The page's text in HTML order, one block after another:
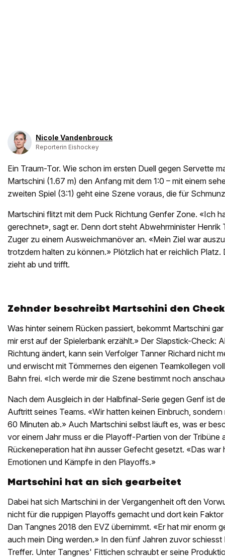
Nicole Vandenbrouck
Reporterin Eishockey
Ein Traum-Tor. Wie schon im ersten Duell gegen Servette
Martschini (1.67 m) den Anfang mit dem 1:0 – mit einem
zweiten Spiel (3:1) geht eine Szene voraus, die für
Martschini flitzt mit dem Puck Richtung Genfer Zone. «Ich
gerechnet», sagt er. Denn dort steht Abwehrminister Henrik
Zuger zu einem Ausweichmanöver an. «Mein Ziel war
trotzdem halten zu können.» Plötzlich hat er reichlich Platz.
zieht ab und trifft.
Zehnder beschreibt Martschini den Check
Was hinter seinem Rücken passiert, bekommt Martschini
mir erst auf der Spielerbank erzählt.» Der Slapstick-Check:
Richtung ändert, kann sein Verfolger Tanner Richard nicht
und erwischt mit Tömmernes den eigenen Teamkollegen
Bahn frei. «Ich werde mir die Szene bestimmt noch
Nach dem Ausgleich in der Halbfinal-Serie gegen Genf ist
Auftritt seines Teams. «Wir hatten keinen Einbruch,
60 Minuten ab.» Auch Martschini selbst läuft es, was er
vor einem Jahr muss er die Playoff-Partien von der Tribüne
Rückeneperation hat ihn ausser Gefecht gesetzt. «Das war
Emotionen und Kämpfe in den Playoffs.»
Martschini hat an sich gearbeitet
Dabei hat sich Martschini in der Vergangenheit oft den
nicht für die ruppigen Playoffs gemacht und dort kein
Dan Tangnes 2018 den EVZ übernimmt. «Er hat mir enorm
auch mein Ding werden.» In den fünf Jahren zuvor
Treffer. Unter Tangnes' Fittichen schraubt er seine